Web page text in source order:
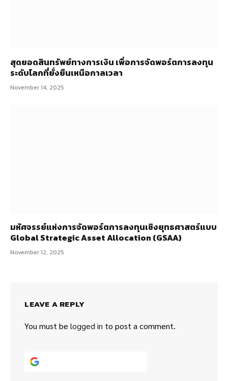
สุดยอดสินทรัพย์ทางการเงิน เพื่อการจัดพอร์ตการลงทุน
ระดับโลกที่ยั่งยืนเหนือกาลเวลา
November 14, 2025
มหัศจรรย์แห่งการจัดพอร์ตการลงทุนเชิงยุทธศาสตร์แบบ
Global Strategic Asset Allocation (GSAA)
November 12, 2025
LEAVE A REPLY
You must be logged in to post a comment.